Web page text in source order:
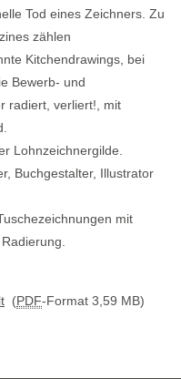
Tod eines Zeichners. Zu
zählen
Kitchendrawings, bei
Bewerb- und
radiert, verliert!, mit
Lohnzeichnergilde.
Buchgestalter, Illustrator
mit
(PDF-Format 3,59 MB)